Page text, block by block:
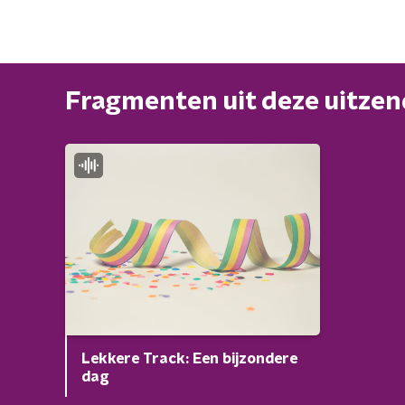
Fragmenten uit deze
Lekkere Track: Een bijzondere
dag